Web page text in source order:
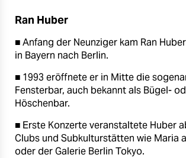
shop
fragen & hilfe
unterstützen
abo
genossenschaft
Ran Huber
■ Anfang der Neunziger kam Ran
in Bayern nach Berlin.
■ 1993 eröffnete er in Mitte die
Fensterbar, auch bekannt als Bügel-
Höschenbar.
■ Erste Konzerte veranstaltete Huber
Clubs und Subkulturstätten wie Maria
oder der Galerie Berlin Tokyo.